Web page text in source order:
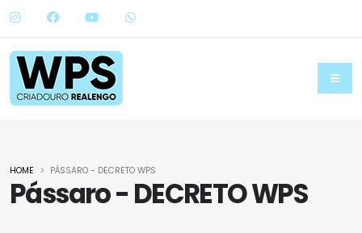
Pássaro - DECRETO WPS
HOME PÁSSARO - DECRETO WPS